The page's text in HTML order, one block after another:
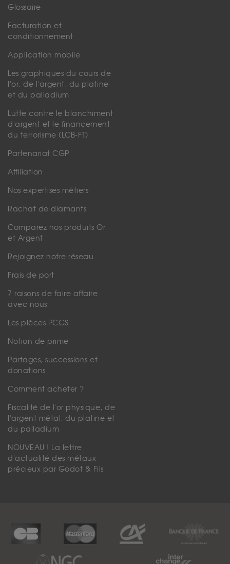
Glossaire
Facturation et
conditionnement
Application mobile
Les graphiques du cours de
l'or, de l'argent, du platine
et du palladium
Lutte contre le blanchiment
d'argent et le financement
du terrorisme (LCB-FT)
Partenariat CGP
Affiliation
Nos expertises métiers
Rachat de diamants
Comparez nos produits Or
et Argent
Rejoignez notre réseau
Frais de port
7 raisons de faire affaire
avec nous
Les pièces PCGS
Notion de prime
Partages, successions et
donations
Comment acheter ?
Fiscalité de l'or physique, de
l'argent métal, du platine et
du palladium
NOUVEAU ! La lettre
d'actualité des métaux
précieux par Godot & Fils